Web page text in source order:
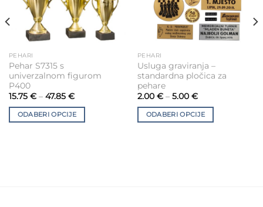
PEHARI
Pehar S7315 s
univerzalnom figurom
P400
15.75 €– 47.85 €
ODABERI OPCIJE
This
product
has
multiple
variants.
The
PEHARI
Usluga graviranja –
standardna pločica za
pehare
2.00 €– 5.00 €
ODABERI OPCIJE
This
product
has
multiple
variants.
The